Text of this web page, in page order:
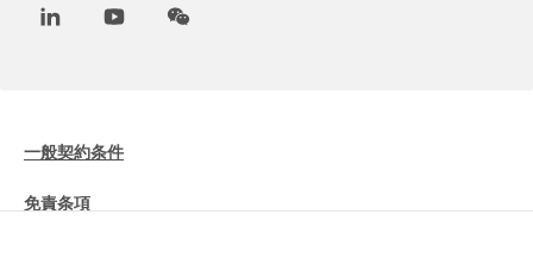
LinkedInYoutubeWeChat
一般契約条件
免責条項